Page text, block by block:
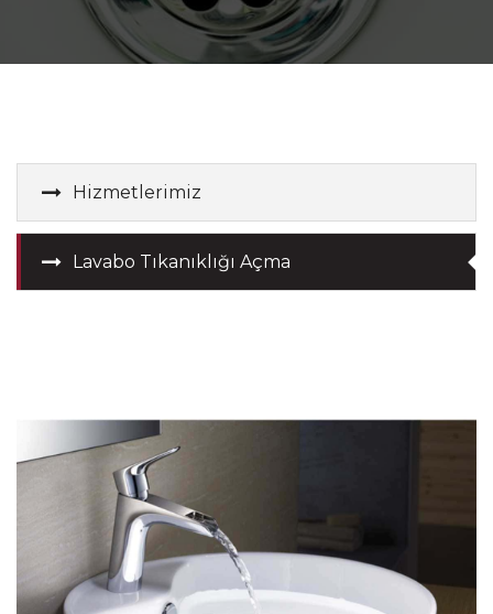
Hizmetlerimiz
Lavabo Tıkanıklığı Açma